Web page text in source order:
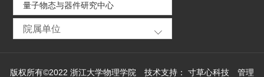
量子物态与器件研究中心
院属单位
版权所有©2022 浙江大学物理学院 技术支持： 寸草心科技 管理